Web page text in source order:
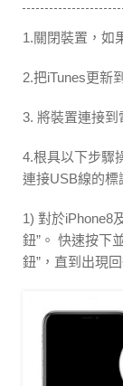
1.關閉裝置，如
2.把iTunes更新
3. 將裝置連接到
4.根具以下步驟
連接USB線的標
1) 對於iPhone8
鈕”。 快速按下
鈕”，直到出現